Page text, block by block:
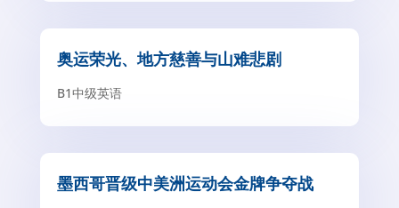
奥运荣光、地方慈善与山难悲剧
B1中级英语
墨西哥晋级中美洲运动会金牌争夺战